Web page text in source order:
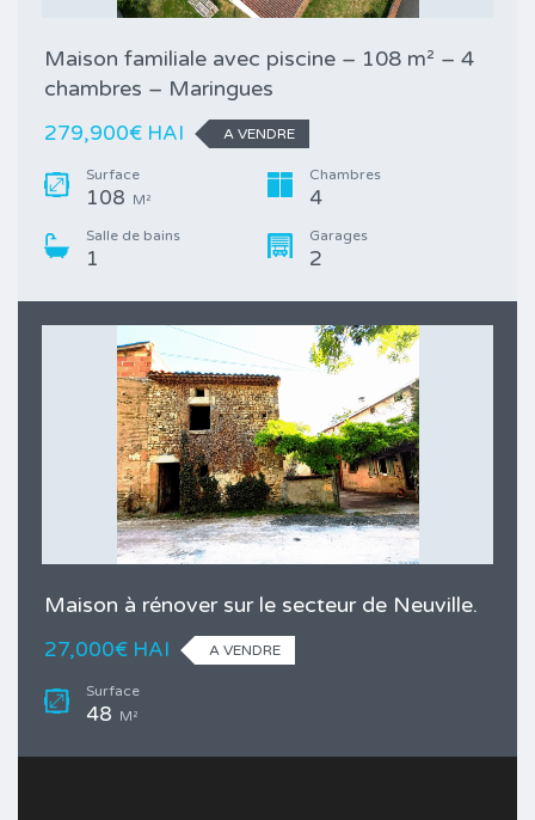
Maison familiale avec piscine – 108 m² – 4
chambres – Maringues
279,900€ HAI A VENDRE
Surface
108 M²
Chambres
4
Salle de bains
1
Garages
2
Maison à rénover sur le secteur de Neuville.
27,000€ HAI A VENDRE
Surface
48 M²